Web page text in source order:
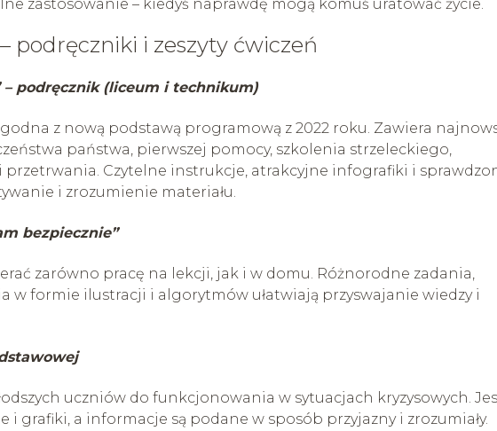
zastosowanie – kiedyś naprawdę mogą komuś uratować życie.
podręczniki i zeszyty ćwiczeń
– podręcznik (liceum i technikum)
z nową podstawą programową z 2022 roku. Zawiera
państwa, pierwszej pomocy, szkolenia strzeleckiego,
przetrwania. Czytelne instrukcje, atrakcyjne infografiki i
i zrozumienie materiału.
bezpiecznie”
zarówno pracę na lekcji, jak i w domu. Różnorodne zadania,
w formie ilustracji i algorytmów ułatwiają przyswajanie wiedzy i
uczniów do funkcjonowania w sytuacjach kryzysowych.
i grafiki, a informacje są podane w sposób przyjazny i zrozumiały.